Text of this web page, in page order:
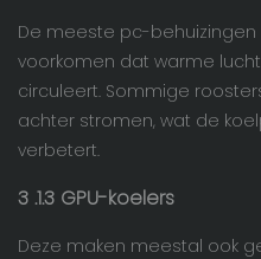
De meeste pc-
voorkomen dat warme
circuleert. Sommige
achter stromen, wat de
verbetert.
3 .1.3 GPU-koelers
Deze maken meestal ook